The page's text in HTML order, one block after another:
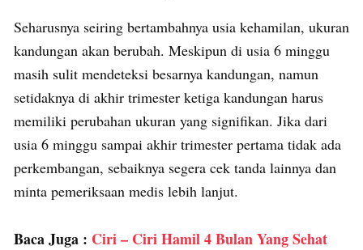
Seharusnya seiring bertambahnya usia kehamilan, ukuran
kandungan akan berubah. Meskipun di usia 6 minggu
masih sulit mendeteksi besarnya kandungan, namun
setidaknya di akhir trimester ketiga kandungan harus
memiliki perubahan ukuran yang signifikan. Jika dari
usia 6 minggu sampai akhir trimester pertama tidak ada
perkembangan, sebaiknya segera cek tanda lainnya dan
minta pemeriksaan medis lebih lanjut.
Baca Juga : Ciri – Ciri Hamil 4 Bulan Yang Sehat